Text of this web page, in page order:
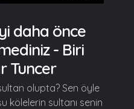
daha önce
- Biri
Tuncer
olupta? Sen öyle
kölelerin sultanı senin